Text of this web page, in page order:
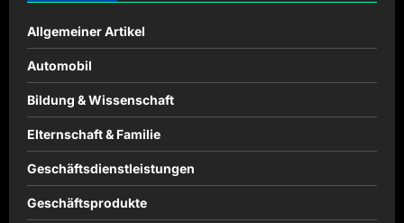
Allgemeiner Artikel
Automobil
Bildung & Wissenschaft
Elternschaft & Familie
Geschäftsdienstleistungen
Geschäftsprodukte